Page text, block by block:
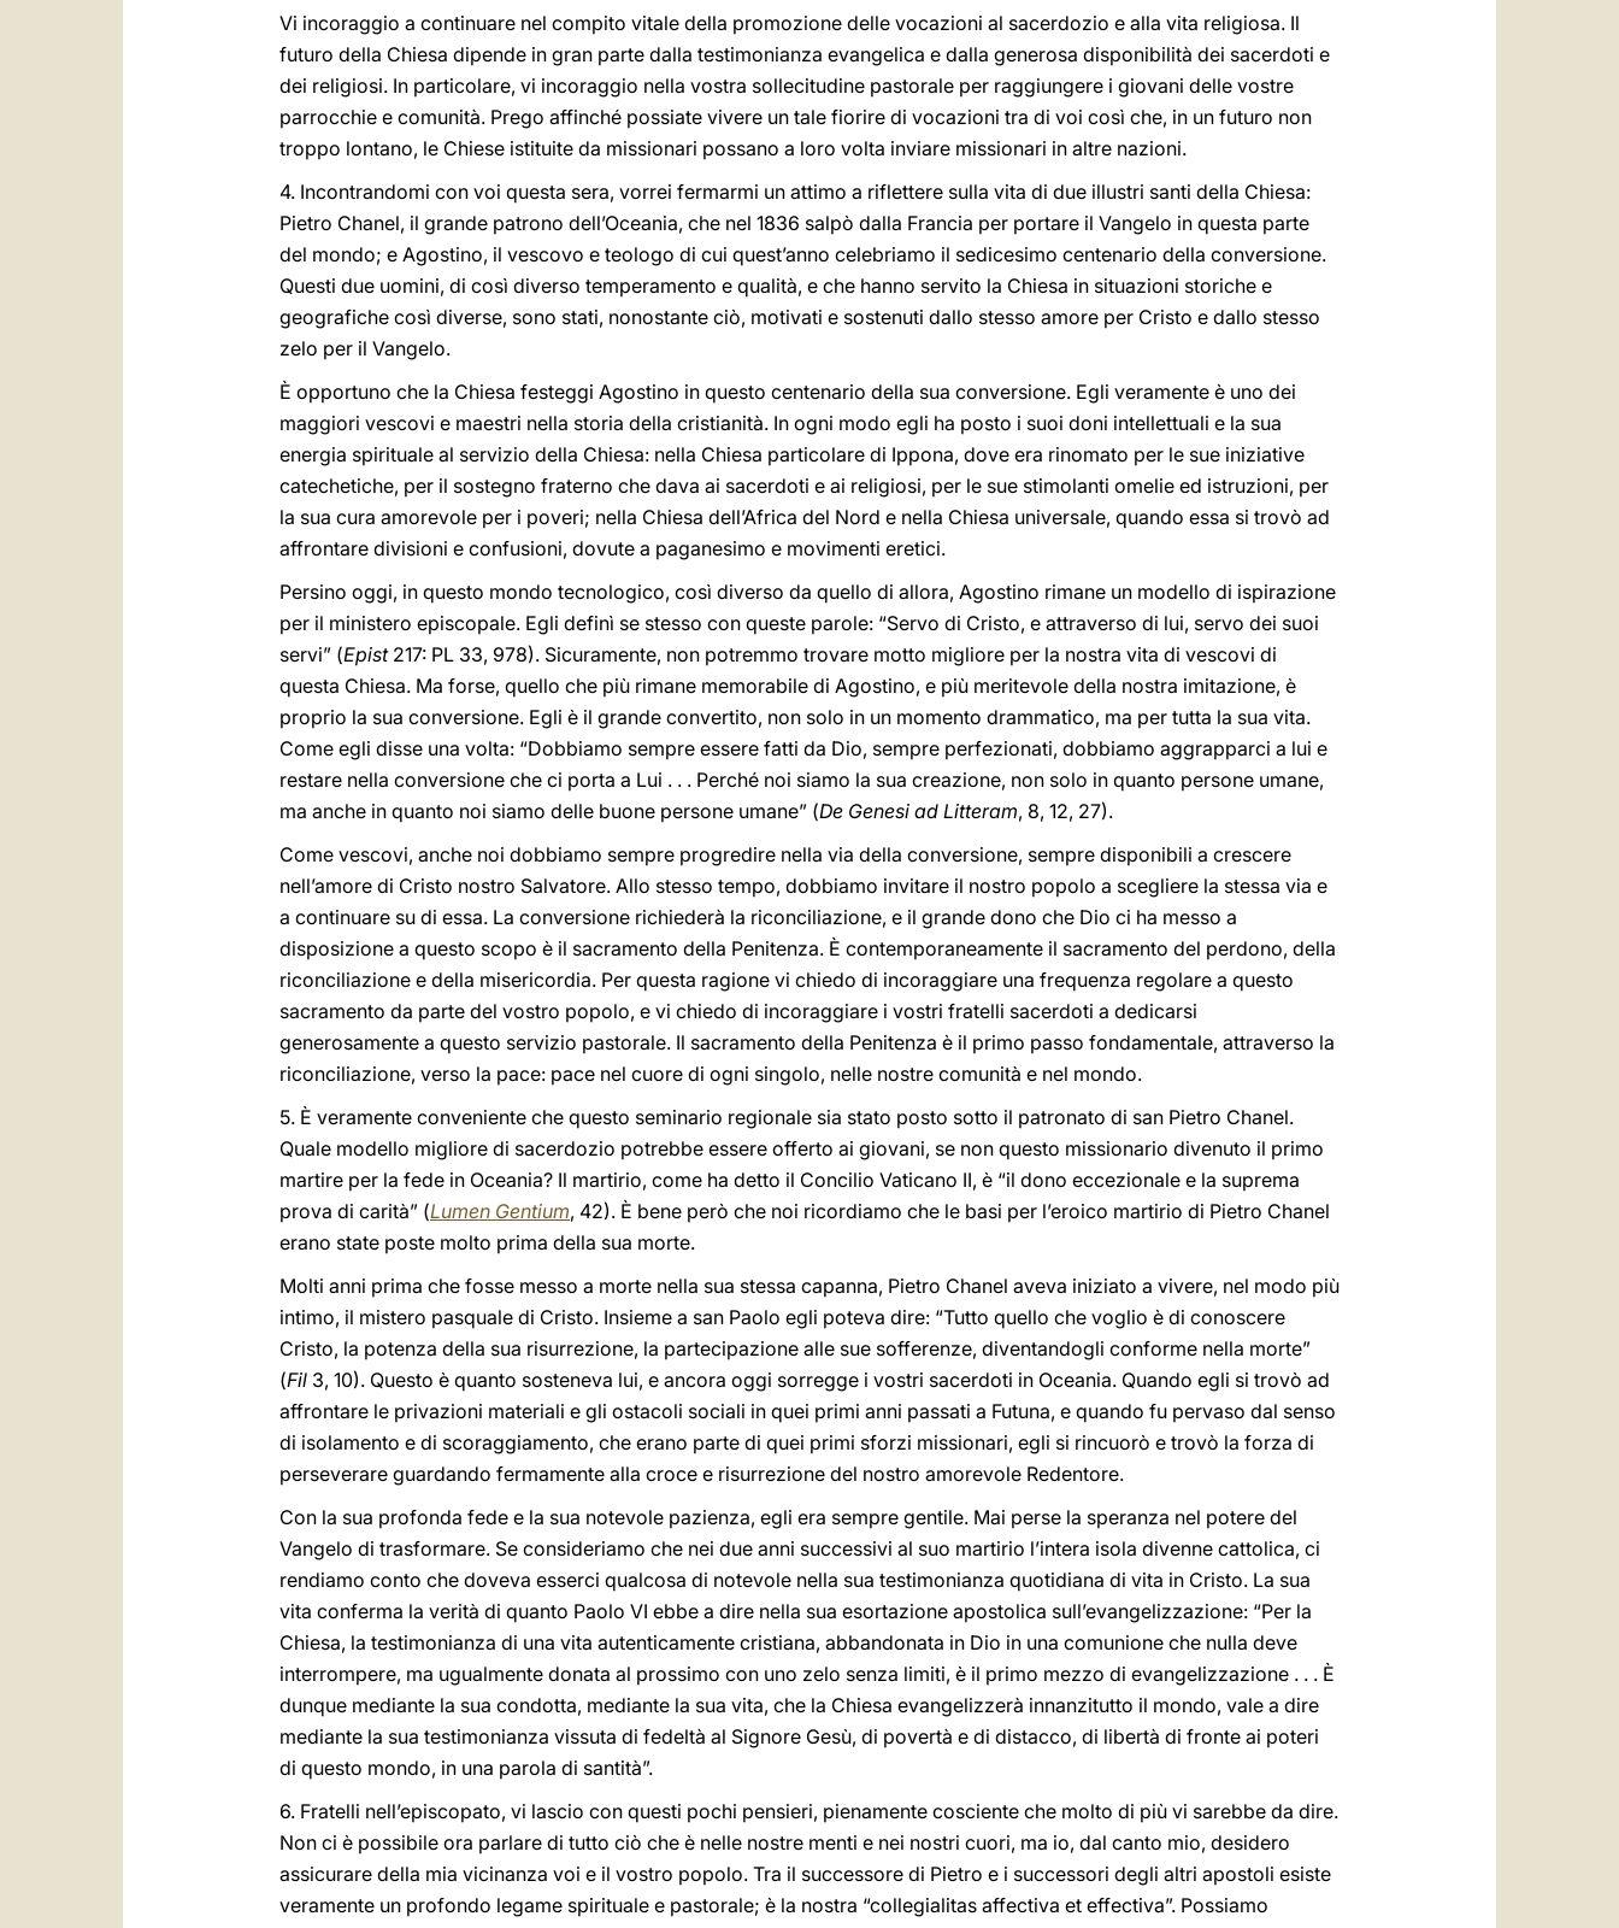
Vi incoraggio a continuare nel compito vitale della promozione delle vocazioni al sacerdozio e alla vita religiosa. Il
futuro della Chiesa dipende in gran parte dalla testimonianza evangelica e dalla generosa disponibilità dei sacerdoti e
dei religiosi. In particolare, vi incoraggio nella vostra sollecitudine pastorale per raggiungere i giovani delle vostre
parrocchie e comunità. Prego affinché possiate vivere un tale fiorire di vocazioni tra di voi così che, in un futuro non
troppo lontano, le Chiese istituite da missionari possano a loro volta inviare missionari in altre nazioni.
4. Incontrandomi con voi questa sera, vorrei fermarmi un attimo a riflettere sulla vita di due illustri santi della Chiesa:
Pietro Chanel, il grande patrono dell’Oceania, che nel 1836 salpò dalla Francia per portare il Vangelo in questa parte
del mondo; e Agostino, il vescovo e teologo di cui quest’anno celebriamo il sedicesimo centenario della conversione.
Questi due uomini, di così diverso temperamento e qualità, e che hanno servito la Chiesa in situazioni storiche e
geografiche così diverse, sono stati, nonostante ciò, motivati e sostenuti dallo stesso amore per Cristo e dallo stesso
zelo per il Vangelo.
È opportuno che la Chiesa festeggi Agostino in questo centenario della sua conversione. Egli veramente è uno dei
maggiori vescovi e maestri nella storia della cristianità. In ogni modo egli ha posto i suoi doni intellettuali e la sua
energia spirituale al servizio della Chiesa: nella Chiesa particolare di Ippona, dove era rinomato per le sue iniziative
catechetiche, per il sostegno fraterno che dava ai sacerdoti e ai religiosi, per le sue stimolanti omelie ed istruzioni, per
la sua cura amorevole per i poveri; nella Chiesa dell’Africa del Nord e nella Chiesa universale, quando essa si trovò ad
affrontare divisioni e confusioni, dovute a paganesimo e movimenti eretici.
Persino oggi, in questo mondo tecnologico, così diverso da quello di allora, Agostino rimane un modello di ispirazione
per il ministero episcopale. Egli definì se stesso con queste parole: “Servo di Cristo, e attraverso di lui, servo dei suoi
servi” (Epist217: PL 33, 978). Sicuramente, non potremmo trovare motto migliore per la nostra vita di vescovi di
questa Chiesa. Ma forse, quello che più rimane memorabile di Agostino, e più meritevole della nostra imitazione, è
proprio la sua conversione. Egli è il grande convertito, non solo in un momento drammatico, ma per tutta la sua vita.
Come egli disse una volta: “Dobbiamo sempre essere fatti da Dio, sempre perfezionati, dobbiamo aggrapparci a lui e
restare nella conversione che ci porta a Lui . . . Perché noi siamo la sua creazione, non solo in quanto persone umane,
ma anche in quanto noi siamo delle buone persone umane” (De Genesi ad Litteram, 8, 12, 27).
Come vescovi, anche noi dobbiamo sempre progredire nella via della conversione, sempre disponibili a crescere
nell’amore di Cristo nostro Salvatore. Allo stesso tempo, dobbiamo invitare il nostro popolo a scegliere la stessa via e
a continuare su di essa. La conversione richiederà la riconciliazione, e il grande dono che Dio ci ha messo a
disposizione a questo scopo è il sacramento della Penitenza. È contemporaneamente il sacramento del perdono, della
riconciliazione e della misericordia. Per questa ragione vi chiedo di incoraggiare una frequenza regolare a questo
sacramento da parte del vostro popolo, e vi chiedo di incoraggiare i vostri fratelli sacerdoti a dedicarsi
generosamente a questo servizio pastorale. Il sacramento della Penitenza è il primo passo fondamentale, attraverso la
riconciliazione, verso la pace: pace nel cuore di ogni singolo, nelle nostre comunità e nel mondo.
5. È veramente conveniente che questo seminario regionale sia stato posto sotto il patronato di san Pietro Chanel.
Quale modello migliore di sacerdozio potrebbe essere offerto ai giovani, se non questo missionario divenuto il primo
martire per la fede in Oceania? Il martirio, come ha detto il Concilio Vaticano II, è “il dono eccezionale e la suprema
prova di carità” (Lumen Gentium, 42). È bene però che noi ricordiamo che le basi per l’eroico martirio di Pietro Chanel
erano state poste molto prima della sua morte.
Molti anni prima che fosse messo a morte nella sua stessa capanna, Pietro Chanel aveva iniziato a vivere, nel modo più
intimo, il mistero pasquale di Cristo. Insieme a san Paolo egli poteva dire: “Tutto quello che voglio è di conoscere
Cristo, la potenza della sua risurrezione, la partecipazione alle sue sofferenze, diventandogli conforme nella morte”
(Fil 3, 10). Questo è quanto sosteneva lui, e ancora oggi sorregge i vostri sacerdoti in Oceania. Quando egli si trovò ad
affrontare le privazioni materiali e gli ostacoli sociali in quei primi anni passati a Futuna, e quando fu pervaso dal senso
di isolamento e di scoraggiamento, che erano parte di quei primi sforzi missionari, egli si rincuorò e trovò la forza di
perseverare guardando fermamente alla croce e risurrezione del nostro amorevole Redentore.
Con la sua profonda fede e la sua notevole pazienza, egli era sempre gentile. Mai perse la speranza nel potere del
Vangelo di trasformare. Se consideriamo che nei due anni successivi al suo martirio l’intera isola divenne cattolica, ci
rendiamo conto che doveva esserci qualcosa di notevole nella sua testimonianza quotidiana di vita in Cristo. La sua
vita conferma la verità di quanto Paolo VI ebbe a dire nella sua esortazione apostolica sull’evangelizzazione: “Per la
Chiesa, la testimonianza di una vita autenticamente cristiana, abbandonata in Dio in una comunione che nulla deve
interrompere, ma ugualmente donata al prossimo con uno zelo senza limiti, è il primo mezzo di evangelizzazione . . . È
dunque mediante la sua condotta, mediante la sua vita, che la Chiesa evangelizzerà innanzitutto il mondo, vale a dire
mediante la sua testimonianza vissuta di fedeltà al Signore Gesù, di povertà e di distacco, di libertà di fronte ai poteri
di questo mondo, in una parola di santità”.
6. Fratelli nell’episcopato, vi lascio con questi pochi pensieri, pienamente cosciente che molto di più vi sarebbe da dire.
Non ci è possibile ora parlare di tutto ciò che è nelle nostre menti e nei nostri cuori, ma io, dal canto mio, desidero
assicurare della mia vicinanza voi e il vostro popolo. Tra il successore di Pietro e i successori degli altri apostoli esiste
veramente un profondo legame spirituale e pastorale; è la nostra “collegialitas affectiva et effectiva”. Possiamo